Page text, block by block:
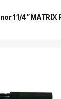
1 1/4” MATRIX